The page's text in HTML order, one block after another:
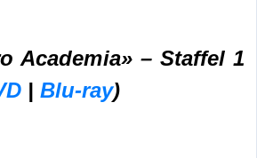
Academia» – Staffel 1
| Blu-ray)